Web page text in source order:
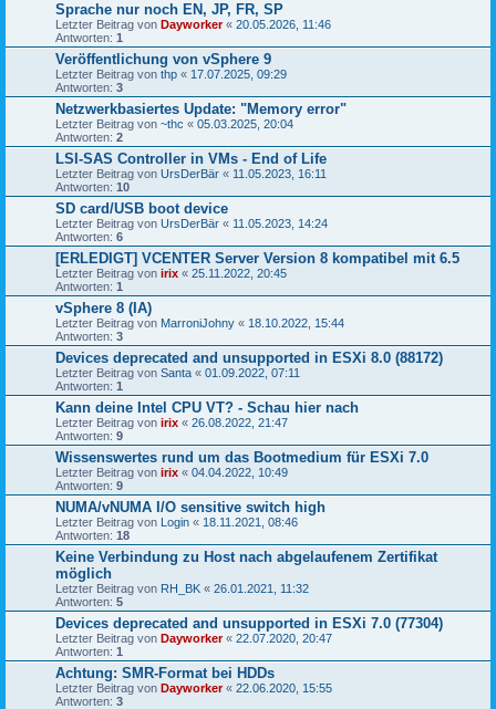
Sprache nur noch EN, JP, FR, SP
Letzter Beitrag von Dayworker« 20.05.2026, 11:46
Antworten: 1
Veröffentlichung von vSphere 9
Letzter Beitrag von thp « 17.07.2025, 09:29
Antworten: 3
Netzwerkbasiertes Update: "Memory error"
Letzter Beitrag von ~thc « 05.03.2025, 20:04
Antworten: 2
LSI-SAS Controller in VMs - End of Life
Letzter Beitrag von UrsDerBär « 11.05.2023, 16:11
Antworten: 10
SD card/USB boot device
Letzter Beitrag von UrsDerBär « 11.05.2023, 14:24
Antworten: 6
[ERLEDIGT] VCENTER Server Version 8 kompatibel mit 6.5
Letzter Beitrag von irix « 25.11.2022, 20:45
Antworten: 1
vSphere 8 (IA)
Letzter Beitrag von MarroniJohny « 18.10.2022, 15:44
Antworten: 3
Devices deprecated and unsupported in ESXi 8.0 (88172)
Letzter Beitrag von Santa « 01.09.2022, 07:11
Antworten: 1
Kann deine Intel CPU VT? - Schau hier nach
Letzter Beitrag von irix « 26.08.2022, 21:47
Antworten: 9
Wissenswertes rund um das Bootmedium für ESXi 7.0
Letzter Beitrag von irix « 04.04.2022, 10:49
Antworten: 9
NUMA/vNUMA I/O sensitive switch high
Letzter Beitrag von Login « 18.11.2021, 08:46
Antworten: 18
Keine Verbindung zu Host nach abgelaufenem Zertifikat
möglich
Letzter Beitrag von RH_BK « 26.01.2021, 11:32
Antworten: 5
Devices deprecated and unsupported in ESXi 7.0 (77304)
Letzter Beitrag von Dayworker« 22.07.2020, 20:47
Antworten: 1
Achtung: SMR-Format bei HDDs
Letzter Beitrag von Dayworker« 22.06.2020, 15:55
Antworten: 3